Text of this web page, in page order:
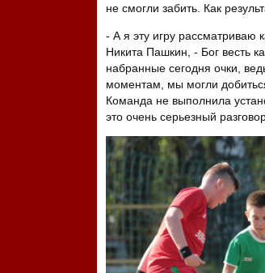
не смогли забить. Как
- А я эту игру рассматриваю
Никита Пашкин, - Бог весть
набранные сегодня очки,
моментам, мы могли
Команда не выполнила
это очень серьезный